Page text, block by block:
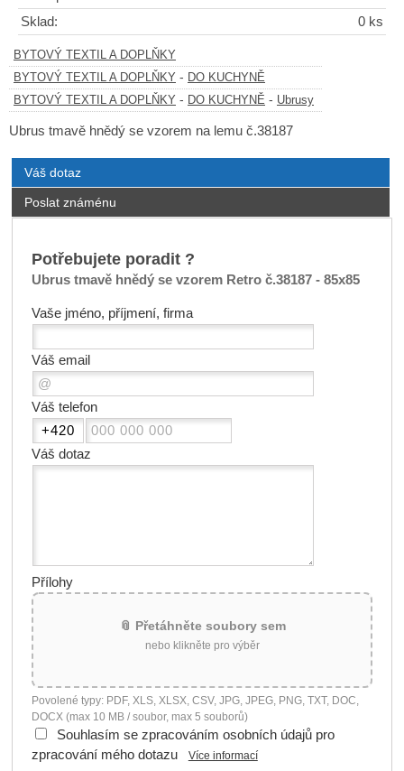
Sklad:
0 ks
BYTOVÝ TEXTIL A DOPLŇKY
BYTOVÝ TEXTIL A DOPLŇKY - DO KUCHYNĚ
BYTOVÝ TEXTIL A DOPLŇKY - DO KUCHYNĚ - Ubrusy
Ubrus tmavě hnědý se vzorem na lemu č.38187
Váš dotaz
Poslat známénu
Potřebujete poradit ?
Ubrus tmavě hnědý se vzorem Retro č.38187 - 85x85
Vaše jméno, příjmení, firma
Váš email
Váš telefon
Váš dotaz
Přílohy
📎 Přetáhněte soubory sem
nebo klikněte pro výběr
Povolené typy: PDF, XLS, XLSX, CSV, JPG, JPEG, PNG, TXT, DOC,
DOCX (max 10 MB / soubor, max 5 souborů)
Souhlasím se zpracováním osobních údajů pro
zpracování mého dotazu
Více informací